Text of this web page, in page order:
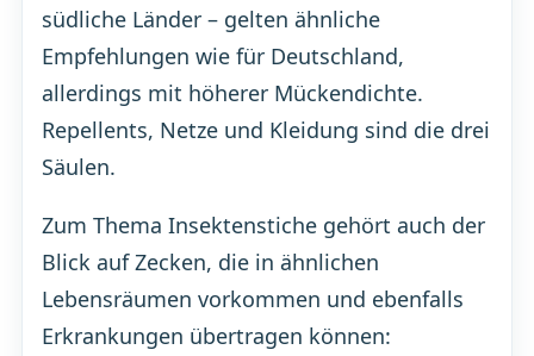
südliche Länder – gelten ähnliche
Empfehlungen wie für Deutschland,
allerdings mit höherer Mückendichte.
Repellents, Netze und Kleidung sind die drei
Säulen.
Zum Thema Insektenstiche gehört auch der
Blick auf Zecken, die in ähnlichen
Lebensräumen vorkommen und ebenfalls
Erkrankungen übertragen können: